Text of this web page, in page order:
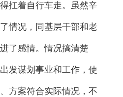
扛着自行车走。虽然辛
情况，同基层干部和老
了感情。情况搞清楚
发谋划事业和工作，使
方案符合实际情况，不